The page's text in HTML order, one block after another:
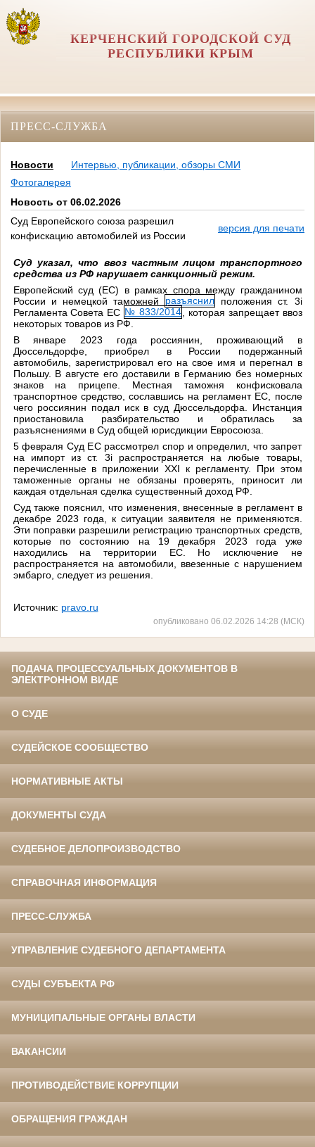
КЕРЧЕНСКИЙ ГОРОДСКОЙ СУД
РЕСПУБЛИКИ КРЫМ
ПРЕСС-СЛУЖБА
Новости
Интервью, публикации, обзоры СМИ
Фотогалерея
Новость от 06.02.2026
Суд Европейского союза разрешил
конфискацию автомобилей из России
версия для печати
Суд указал, что ввоз частным лицом транспортного
средства из РФ нарушает санкционный режим.
Европейский суд (ЕС) в рамках спора между гражданином
России и немецкой таможней
разъяснил положения ст. 3i
Регламента Совета ЕС № 833/2014 , которая запрещает ввоз
некоторых товаров из РФ.
В январе 2023 года россиянин, проживающий в
Дюссельдорфе, приобрел в России подержанный
автомобиль, зарегистрировал его на свое имя и перегнал в
Польшу. В августе его доставили в Германию без номерных
знаков на прицепе. Местная таможня конфисковала
транспортное средство, сославшись на регламент ЕС, после
чего россиянин подал иск в суд Дюссельдорфа. Инстанция
приостановила разбирательство и обратилась за
разъяснениями в Суд общей юрисдикции Евросоюза.
5 февраля Суд ЕС рассмотрел спор и определил, что запрет
на импорт из ст. 3i распространяется на любые товары,
перечисленные в приложении XXI к регламенту. При этом
таможенные органы не обязаны проверять, приносит ли
каждая отдельная сделка существенный доход РФ.
Суд также пояснил, что изменения, внесенные в регламент в
декабре 2023 года, к ситуации заявителя не применяются.
Эти поправки разрешили регистрацию транспортных средств,
которые по состоянию на 19 декабря 2023 года уже
находились на территории ЕС. Но исключение не
распространяется на автомобили, ввезенные с нарушением
эмбарго, следует из решения.
Источник: pravo.ru
опубликовано 06.02.2026 14:28 (МСК)
ПОДАЧА ПРОЦЕССУАЛЬНЫХ ДОКУМЕНТОВ В
ЭЛЕКТРОННОМ ВИДЕ
О СУДЕ
СУДЕЙСКОЕ СООБЩЕСТВО
НОРМАТИВНЫЕ АКТЫ
ДОКУМЕНТЫ СУДА
СУДЕБНОЕ ДЕЛОПРОИЗВОДСТВО
СПРАВОЧНАЯ ИНФОРМАЦИЯ
ПРЕСС-СЛУЖБА
УПРАВЛЕНИЕ СУДЕБНОГО ДЕПАРТАМЕНТА
СУДЫ СУБЪЕКТА РФ
МУНИЦИПАЛЬНЫЕ ОРГАНЫ ВЛАСТИ
ВАКАНСИИ
ПРОТИВОДЕЙСТВИЕ КОРРУПЦИИ
ОБРАЩЕНИЯ ГРАЖДАН